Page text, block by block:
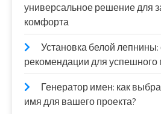
универсальное решение для
комфорта
Установка белой лепнины:
рекомендации для успешного
Генератор имен: как
имя для вашего проекта?